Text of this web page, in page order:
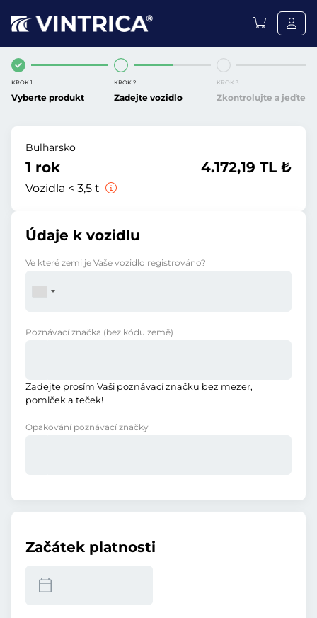
KROK 1
Vyberte produkt
KROK 2
Zadejte vozidlo
KROK 3
Zkontrolujte a jeďte
Bulharsko
1 rok
Vozidla < 3,5 t
4.172,19 TL ₺
Údaje k vozidlu
Ve které zemi je Vaše vozidlo registrováno?
Poznávací značka (bez kódu země)
Zadejte prosím Vaši poznávací značku bez mezer,
pomlček a teček!
Opakování poznávací značky
Začátek platnosti